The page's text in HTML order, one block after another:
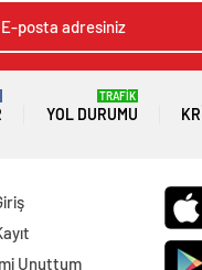
YOL DURUMU
TRAFİK
Unuttum